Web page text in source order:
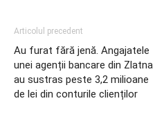
Articolul precedent
Au furat fără jenă. Angajatele
unei agenții bancare din Zlatna
au sustras peste 3,2 milioane
de lei din conturile clienților